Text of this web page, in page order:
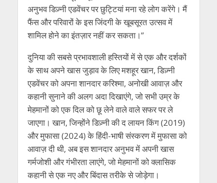
अनुभव डिज़्नी एडवेंचर पर छुट्टियां मना रहे लोग करेंगे। मैं
फैंस और परिवारों के इस जिंदगी के खूबसूरत उत्सव में
शामिल होने का इंतज़ार नहीं कर सकता।”
दुनिया की सबसे प्रभावशाली हस्तियों में से एक और दर्शकों
के साथ अपने खास जुड़ाव के लिए मशहूर खान, डिज़्नी
एडवेंचर को अपना शानदार करिश्मा, अनोखी आवाज़ और
कहानी सुनाने की अलग अदा दिखाएंगे, जो सभी उम्र के
मेहमानों को एक दिल को छू लेने वाले वाले सफर पर ले
जाएगा। खान, जिन्होंने डिज़्नी की द लायन किंग (2019)
और मुफासा (2024) के हिंदी-भाषी संस्करण में मुफासा को
आवाज़ दी थी, अब इस शानदार अनुभव में अपनी खास
गर्मजोशी और गंभीरता लाएंगे, जो मेहमानों को क्लासिक
कहानी से एक नए और बिंदास तरीके से जोड़ेगा।